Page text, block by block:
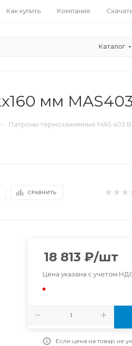
Как купить Компания
Каталог
мм
Патроны термозажимные MAS 403
СРАВНИТЬ
18 813 ₽/шт
Цена указана с учетом
Если цена на товар не